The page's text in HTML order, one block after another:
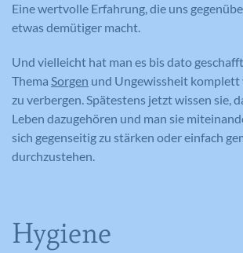
Eine wertvolle Erfahrung, die uns
etwas demütiger macht.
Und vielleicht hat man es bis dato
Thema Sorgen und Ungewissheit komplett
zu verbergen. Spätestens jetzt wissen sie,
Leben dazugehören und man sie
sich gegenseitig zu stärken oder einfach
durchzustehen.
Hygiene